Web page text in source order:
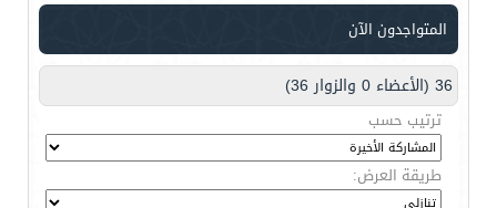
المتواجدون الآن
36 (الأعضاء 0 والزوار 36)
ترتيب حسب
طريقة العرض: